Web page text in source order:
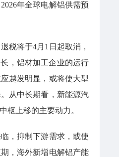
年全球电解铝供需预
税将于4月1日起取消，
，铝材加工企业的运行
越发明显，或将使大型
从中长期看，新能源汽
枢上移的主要动力。
，抑制下游需求，或使
，海外新增电解铝产能